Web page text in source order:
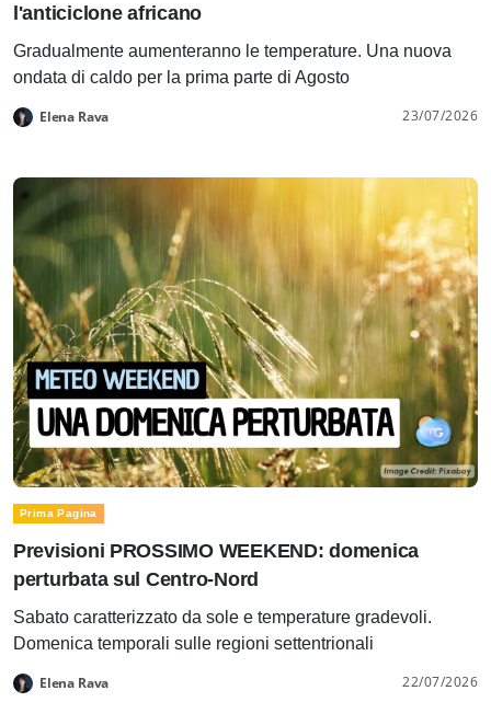
l'anticiclone africano
Gradualmente aumenteranno le temperature. Una nuova
ondata di caldo per la prima parte di Agosto
Elena Rava 23/07/2026
Prima Pagina
Previsioni PROSSIMO WEEKEND: domenica
perturbata sul Centro-Nord
Sabato caratterizzato da sole e temperature gradevoli.
Domenica temporali sulle regioni settentrionali
Elena Rava 22/07/2026